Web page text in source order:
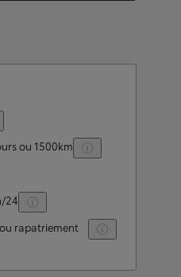
ou 1500km
24
rapatriement